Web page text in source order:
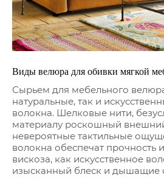
Виды велюра для обивки мягкой
Сырьем для мебельного
натуральные, так и
волокна. Шелковые нити,
материалу роскошный
невероятные тактильные
волокна обеспечат прочность
вискоза, как искусственное
изысканный блеск и дышащие